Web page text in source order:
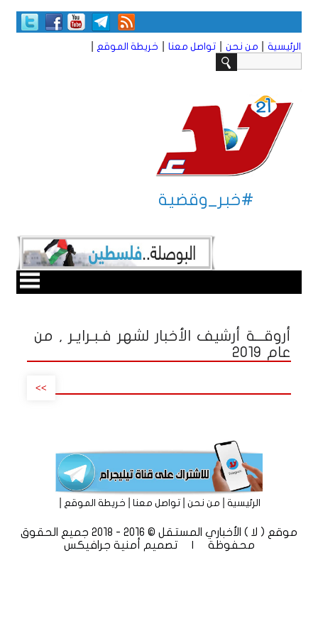
الرئيسية من نحن تواصل معنا خريطة الموقع
#خبر_وقضية
أروقـــة أرشيف الأخبار لشهر فـبـرايـر , من
عام 2019
>>
الرئيسية|من نحن|تواصل معنا|خريطة الموقع
موقع ( لا ) الأخباري المستقل © 2016 - 2018 جميع الحقوق
محفوظة | تصميم
أمنية جرافيكس